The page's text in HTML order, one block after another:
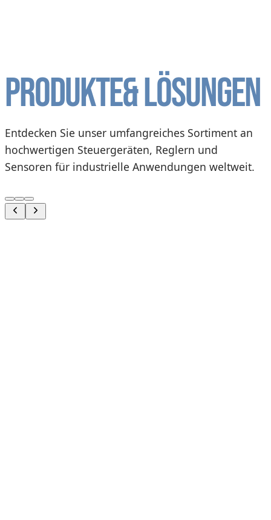
Produkte& Lösungen
Entdecken Sie unser umfangreiches Sortiment an
hochwertigen Steuergeräten, Reglern und
Sensoren für industrielle Anwendungen weltweit.